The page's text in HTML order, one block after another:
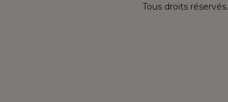
Tous droits réservés.